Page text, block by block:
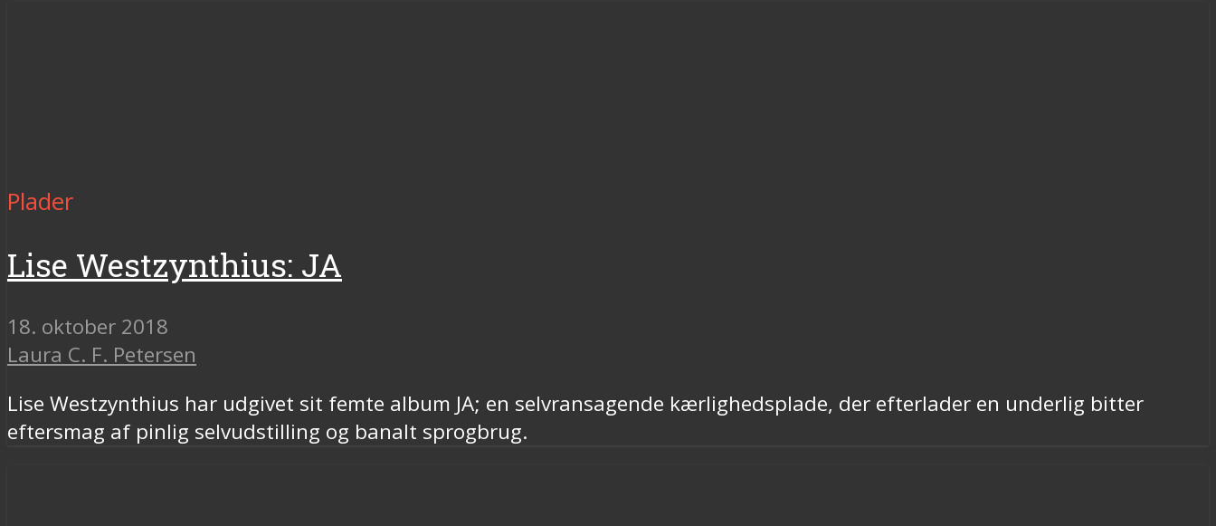
Plader
Lise Westzynthius: JA
18. oktober 2018
Laura C. F. Petersen
Lise Westzynthius har udgivet sit femte album JA; en selvransagende kærlighedsplade, der efterlader en underlig bitter
eftersmag af pinlig selvudstilling og banalt sprogbrug.